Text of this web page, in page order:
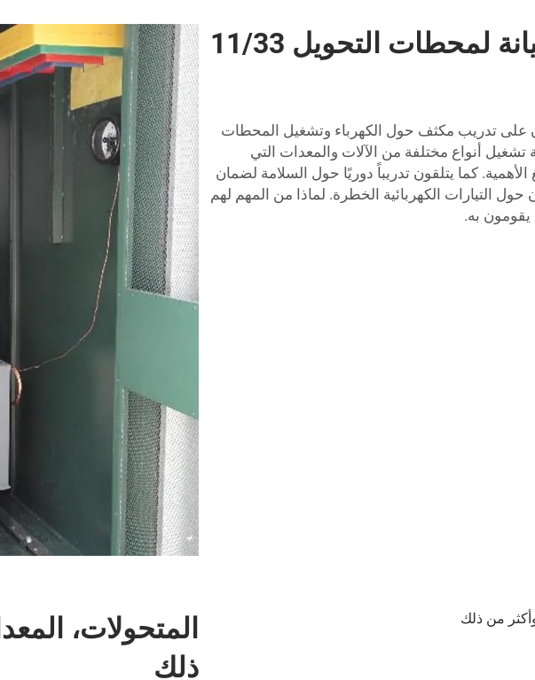
التشغيل والصيانة لمحطات التحويل 11/33
على تدريب مكثف حول الكهرباء وتشغيل المحطات
تشغيل أنواع مختلفة من الآلات والمعدات التي
كما يتلقون تدريباً دوريًا حول السلامة لضمان
حول التيارات الكهربائية الخطرة. لماذا من المهم لهم
يقومون به.
المتحولات،
ذلك